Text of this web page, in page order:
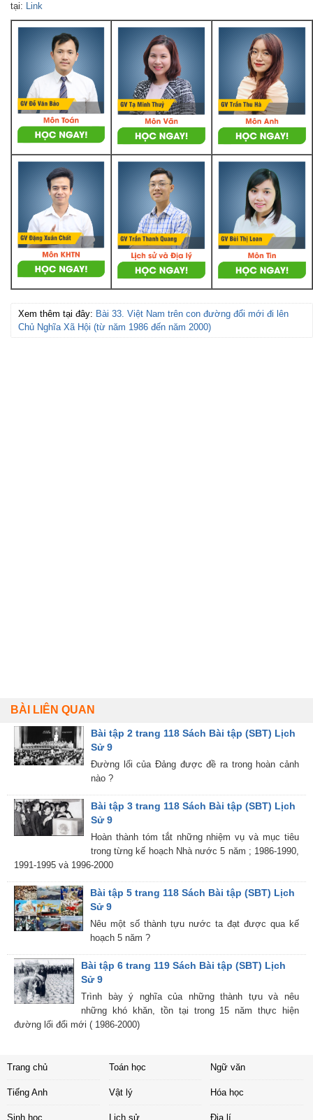
tại: Link
Xem thêm tại đây: Bài 33. Việt Nam trên con đường đổi mới đi lên
Chủ Nghĩa Xã Hội (từ năm 1986 đến năm 2000)
BÀI LIÊN QUAN
Bài tập 2 trang 118 Sách Bài tập (SBT) Lịch
Sử 9
Đường lối của Đảng được đề ra trong hoàn cảnh
nào ?
Bài tập 3 trang 118 Sách Bài tập (SBT) Lịch
Sử 9
Hoàn thành tóm tắt những nhiệm vụ và mục tiêu
trong từng kế hoạch Nhà nước 5 năm ; 1986-1990,
1991-1995 và 1996-2000
Bài tập 5 trang 118 Sách Bài tập (SBT) Lịch
Sử 9
Nêu một số thành tựu nước ta đạt được qua kế
hoạch 5 năm ?
Bài tập 6 trang 119 Sách Bài tập (SBT) Lịch
Sử 9
Trình bày ý nghĩa của những thành tựu và nêu
những khó khăn, tồn tại trong 15 năm thực hiện
đường lối đổi mới ( 1986-2000)
Trang chủ Toán học Ngữ văn
Tiếng Anh Vật lý Hóa học
Sinh học Lịch sử Địa lí